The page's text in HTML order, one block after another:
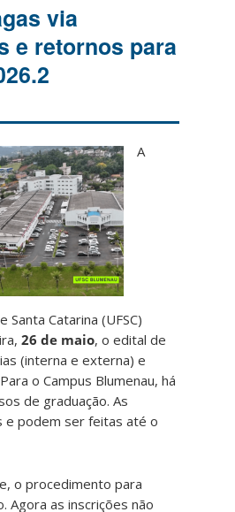
via
e retornos para
A
Catarina (UFSC)
26 de maio, o edital de
(interna e externa) e
o Campus Blumenau, há
de graduação. As
e podem ser feitas até o
o procedimento para
Agora as inscrições não